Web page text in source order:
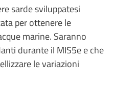
sarde sviluppatesi
per ottenere le
marine. Saranno
durante il MIS5e e che
le variazioni